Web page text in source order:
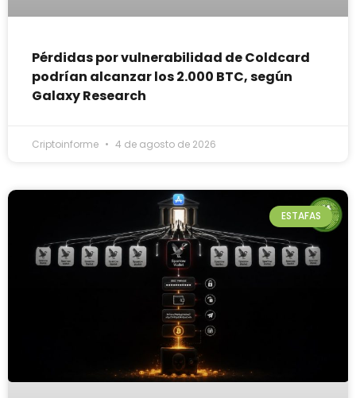
Pérdidas por vulnerabilidad de Coldcard
podrían alcanzar los 2.000 BTC, según
Galaxy Research
Criptoinforme 4 de agosto de 2026
ESTAFAS